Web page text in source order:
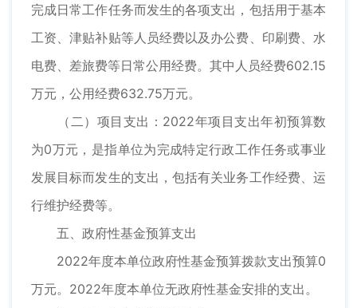
完成日常工作任务而发生的各项支出，包括用于基本
工资、津贴补贴等人员经费以及办公费、印刷费、水
电费、差旅费等日常公用经费。其中人员经费602.15
万元，公用经费632.75万元。
（二）项目支出：2022年项目支出年初预算数
为0万元，是指单位为完成特定行政工作任务或事业
发展目标而发生的支出，包括有关业务工作经费、运
行维护经费等。
五、政府性基金预算支出
2022年度本单位政府性基金预算拨款支出预算0
万元。2022年度本单位无政府性基金安排的支出。